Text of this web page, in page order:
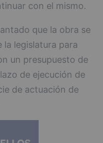
con el mismo.
que la obra se
la legislatura para
un presupuesto de
de ejecución de
de actuación de